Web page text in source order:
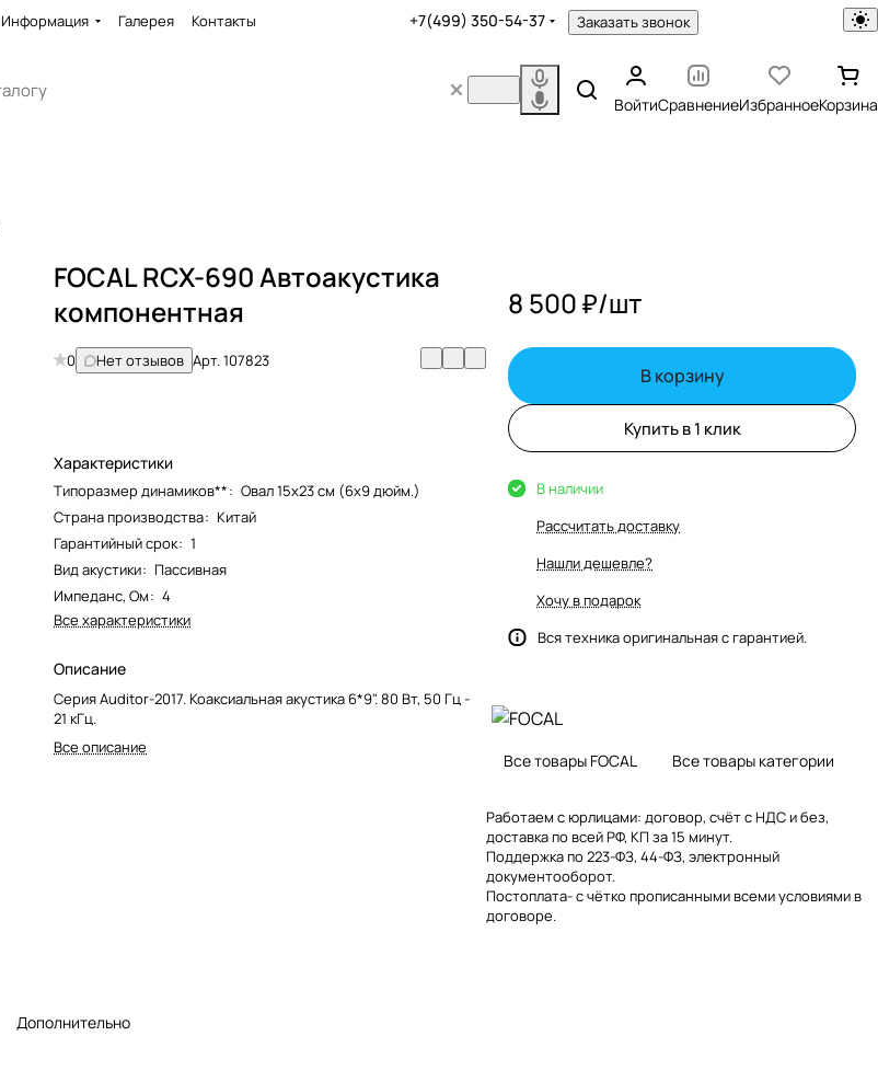
Информация Галерея Контакты +7(499) 350-54-37 Заказать звонок
ВойтиСравнениеИзбранноеКорзина
FOCAL RCX-690 Автоакустика
компонентная
0 Нет отзывов Арт.107823
Характеристики
Типоразмер динамиков**: Овал 15x23 см (6x9 дюйм.)
Страна производства: Китай
Гарантийный срок: 1
Вид акустики: Пассивная
Импеданс, Ом: 4
Все характеристики
Описание
Серия Auditor-2017. Коаксиальная акустика 6*9". 80 Вт, 50 Гц -
21 кГц.
Все описание
8 500 ₽/шт
В корзину
Купить в 1 клик
В наличии
Рассчитать доставку
Нашли дешевле?
Хочу в подарок
Вся техника оригинальная с гарантией.
Все товары FOCAL Все товары категории
Работаем с юрлицами: договор, счёт с НДС и без,
доставка по всей РФ, КП за 15 минут.
Поддержка по 223-ФЗ, 44-ФЗ, электронный
документооборот.
Постоплата- с чётко прописанными всеми условиями в
договоре.
Дополнительно